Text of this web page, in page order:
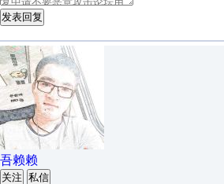
发表回复
吾赖赖
关注 私信